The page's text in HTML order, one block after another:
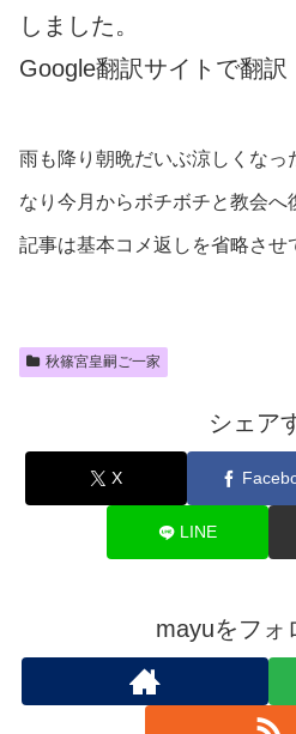
しました。
Google翻訳サイトで翻訳
雨も降り朝晩だいぶ涼しくなっ
なり今月からボチボチと教会
記事は基本コメ返しを省略させ
秋篠宮皇嗣ご一家
シェア
X
LINE
mayuをフォ